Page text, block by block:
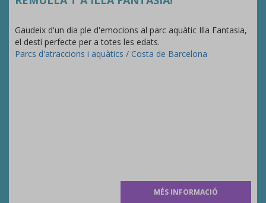
Gaudeix d'un dia ple d'emocions al parc aquàtic Illa Fantasia,
el destí perfecte per a totes les edats.
Parcs d'atraccions i aquàtics / Costa de Barcelona
MÉS INFORMACIÓ